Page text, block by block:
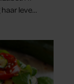
leven